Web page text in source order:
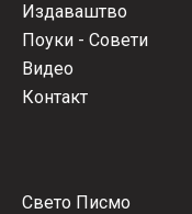
Издаваштво
Поуки - Совети
Видео
Контакт
Свето Писмо